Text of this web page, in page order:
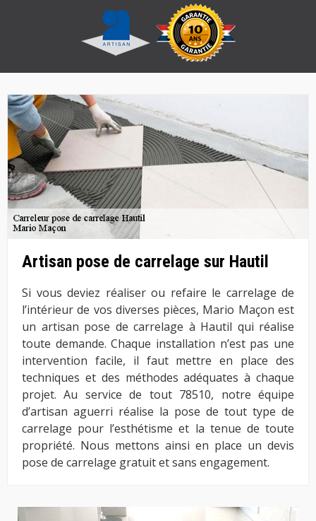
Artisan pose de carrelage sur Hautil
Si vous deviez réaliser ou refaire le carrelage de
l’intérieur de vos diverses pièces, Mario Maçon est
un artisan pose de carrelage à Hautil qui réalise
toute demande. Chaque installation n’est pas une
intervention facile, il faut mettre en place des
techniques et des méthodes adéquates à chaque
projet. Au service de tout 78510, notre équipe
d’artisan aguerri réalise la pose de tout type de
carrelage pour l’esthétisme et la tenue de toute
propriété. Nous mettons ainsi en place un devis
pose de carrelage gratuit et sans engagement.